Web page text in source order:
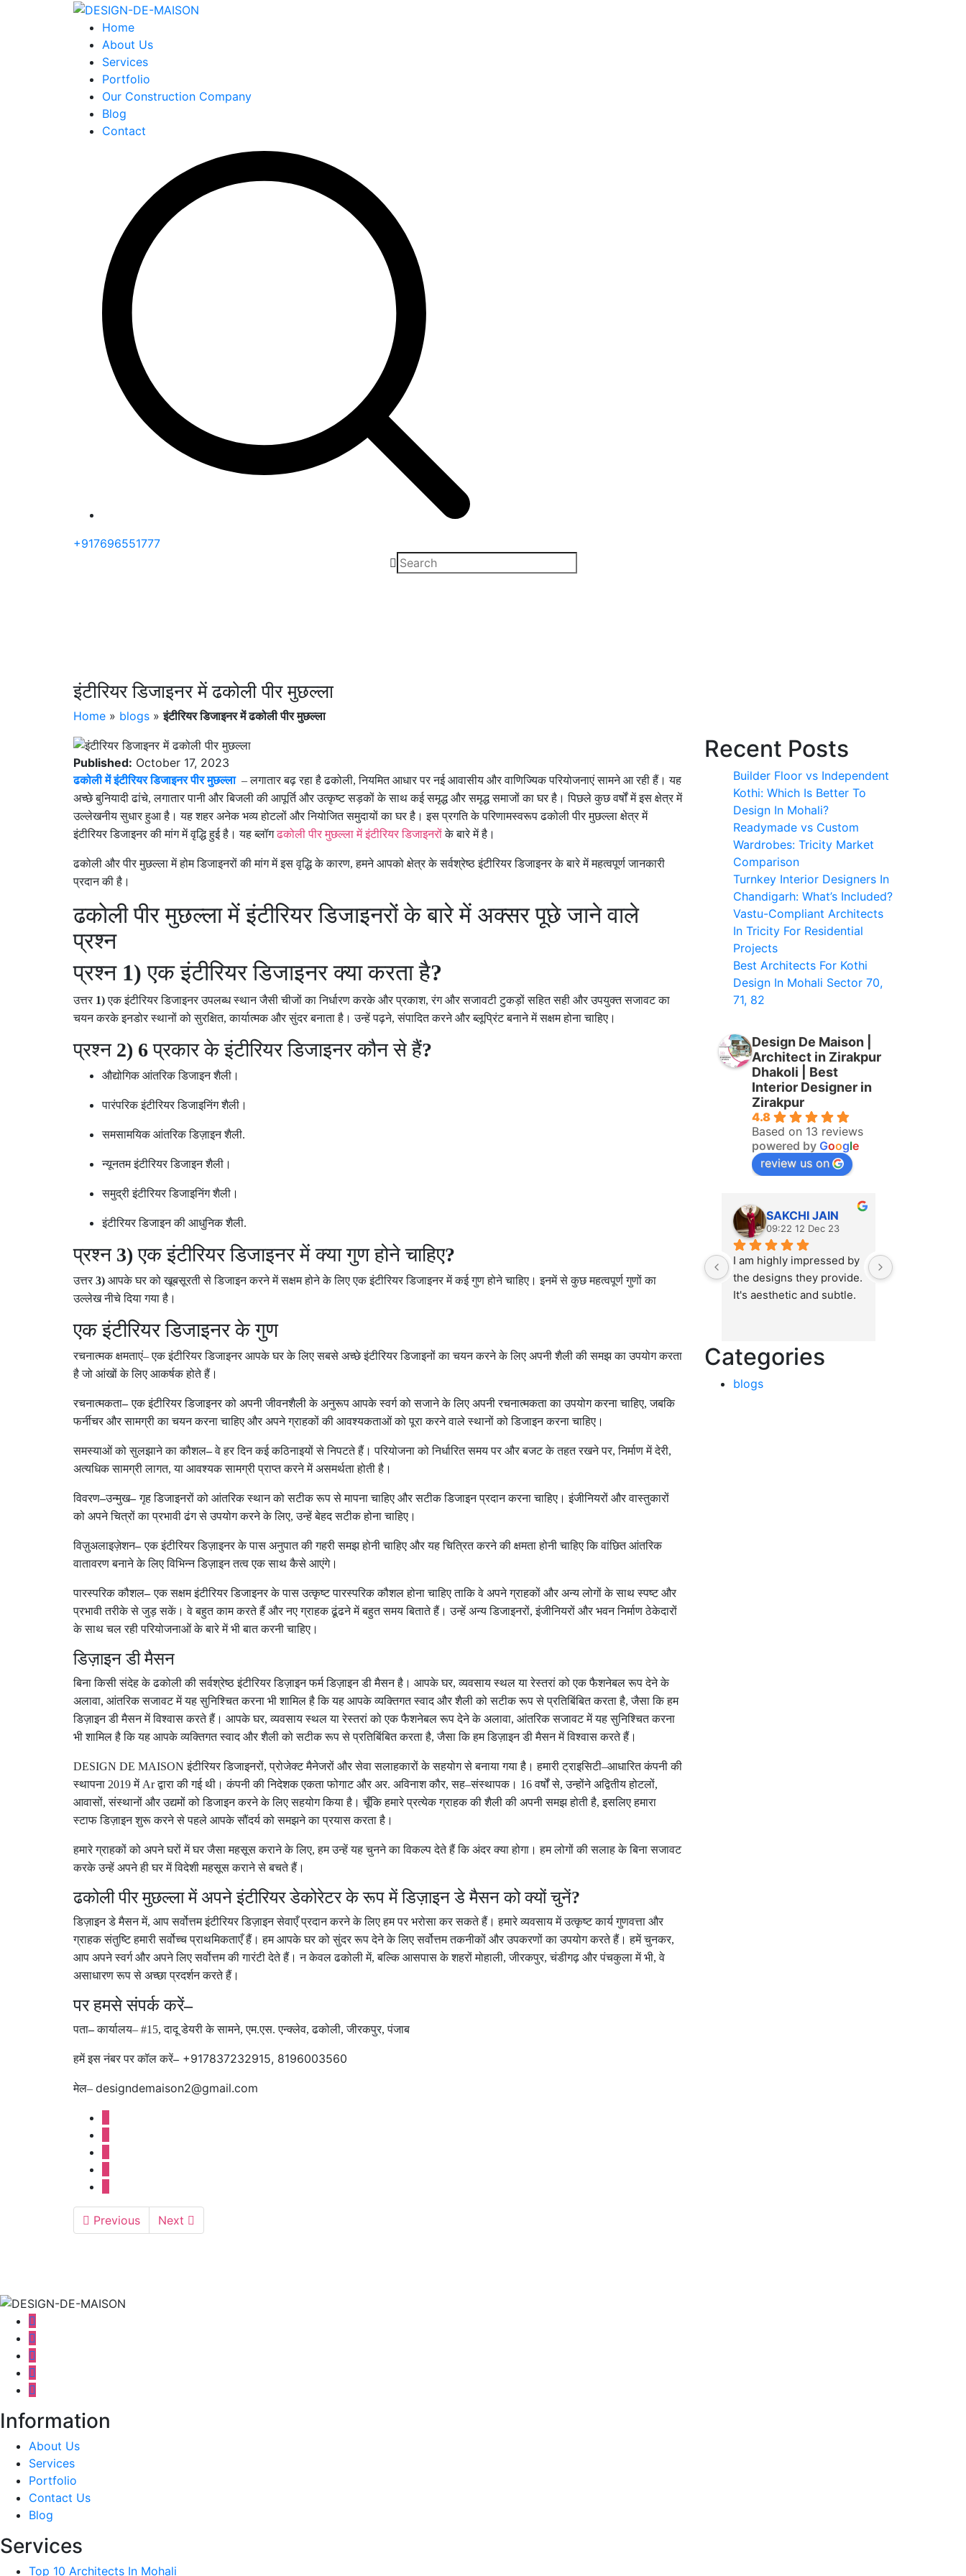
Home
About Us
Services
Portfolio
Our Construction Company
Blog
Contact
+917696551777
इंटीरियर डिजाइनर में ढकोली पीर मुछल्ला
Home » blogs »इंटीरियर डिजाइनर में ढकोली पीर मुछल्ला
Published: October 17, 2023
ढकोली में इंटीरियर डिजाइनर पीर मुछल्ला– लगातार बढ़ रहा है ढकोली,नियमित आधार पर नई आवासीय और वाणिज्यिक परियोजनाएं सामने आ रही हैं। यह
अच्छे बुनियादी ढांचे,लगातार पानी और बिजली की आपूर्ति और उत्कृष्ट सड़कों के साथ कई समृद्ध और समृद्ध समाजों का घर है। पिछले कुछ वर्षों में इस क्षेत्र में
उल्लेखनीय सुधार हुआ है। यह शहर अनेक भव्य होटलों और नियोजित समुदायों का घर है। इस प्रगति के परिणामस्वरूप ढकोली पीर मुछल्ला क्षेत्र में
इंटीरियर डिजाइनर की मांग में वृद्धि हुई है। यह ब्लॉगढकोली पीर मुछल्ला में इंटीरियर डिजाइनरोंके बारे में है।
ढकोली और पीर मुछल्ला में होम डिजाइनरों की मांग में इस वृद्धि के कारण,हमने आपको क्षेत्र के सर्वश्रेष्ठ इंटीरियर डिजाइनर के बारे में महत्वपूर्ण जानकारी
प्रदान की है।
ढकोली पीर मुछल्ला में इंटीरियर डिजाइनरों के बारे में अक्सर पूछे जाने वाले
प्रश्न
प्रश्न 1)एक इंटीरियर डिजाइनर क्या करता है?
उत्तर 1)एक इंटीरियर डिजाइनर उपलब्ध स्थान जैसी चीजों का निर्धारण करके और प्रकाश,रंग और सजावटी टुकड़ों सहित सही और उपयुक्त सजावट का
चयन करके इनडोर स्थानों को सुरक्षित,कार्यात्मक और सुंदर बनाता है। उन्हें पढ़ने,संपादित करने और ब्लूप्रिंट बनाने में सक्षम होना चाहिए।
प्रश्न 2) 6प्रकार के इंटीरियर डिजाइनर कौन से हैं?
औद्योगिक आंतरिक डिजाइन शैली।
पारंपरिक इंटीरियर डिजाइनिंग शैली।
समसामयिक आंतरिक डिज़ाइन शैली.
न्यूनतम इंटीरियर डिजाइन शैली।
समुद्री इंटीरियर डिजाइनिंग शैली।
इंटीरियर डिजाइन की आधुनिक शैली.
प्रश्न 3)एक इंटीरियर डिजाइनर में क्या गुण होने चाहिए?
उत्तर 3) आपके घर को खूबसूरती से डिजाइन करने में सक्षम होने के लिए एक इंटीरियर डिजाइनर में कई गुण होने चाहिए। इनमें से कुछ महत्वपूर्ण गुणों का
उल्लेख नीचे दिया गया है।
एक इंटीरियर डिजाइनर के गुण
रचनात्मक क्षमताएं–एक इंटीरियर डिजाइनर आपके घर के लिए सबसे अच्छे इंटीरियर डिजाइनों का चयन करने के लिए अपनी शैली की समझ का उपयोग करता
है जो आंखों के लिए आकर्षक होते हैं।
रचनात्मकता– एक इंटीरियर डिजाइनर को अपनी जीवनशैली के अनुरूप आपके स्वर्ग को सजाने के लिए अपनी रचनात्मकता का उपयोग करना चाहिए,जबकि
फर्नीचर और सामग्री का चयन करना चाहिए और अपने ग्राहकों की आवश्यकताओं को पूरा करने वाले स्थानों को डिजाइन करना चाहिए।
समस्याओं को सुलझाने का कौशल–वे हर दिन कई कठिनाइयों से निपटते हैं। परियोजना को निर्धारित समय पर और बजट के तहत रखने पर,निर्माण में देरी,
अत्यधिक सामग्री लागत,या आवश्यक सामग्री प्राप्त करने में असमर्थता होती है।
विवरण–उन्मुख– गृह डिजाइनरों को आंतरिक स्थान को सटीक रूप से मापना चाहिए और सटीक डिजाइन प्रदान करना चाहिए। इंजीनियरों और वास्तुकारों
को अपने चित्रों का प्रभावी ढंग से उपयोग करने के लिए,उन्हें बेहद सटीक होना चाहिए।
विज़ुअलाइज़ेशन– एक इंटीरियर डिज़ाइनर के पास अनुपात की गहरी समझ होनी चाहिए और यह चित्रित करने की क्षमता होनी चाहिए कि वांछित आंतरिक
वातावरण बनाने के लिए विभिन्न डिज़ाइन तत्व एक साथ कैसे आएंगे।
पारस्परिक कौशल– एक सक्षम इंटीरियर डिजाइनर के पास उत्कृष्ट पारस्परिक कौशल होना चाहिए ताकि वे अपने ग्राहकों और अन्य लोगों के साथ स्पष्ट और
प्रभावी तरीके से जुड़ सकें। वे बहुत काम करते हैं और नए ग्राहक ढूंढने में बहुत समय बिताते हैं। उन्हें अन्य डिजाइनरों,इंजीनियरों और भवन निर्माण ठेकेदारों
के साथ चल रही परियोजनाओं के बारे में भी बात करनी चाहिए।
डिज़ाइन डी मैसन
बिना किसी संदेह के ढकोली की सर्वश्रेष्ठ इंटीरियर डिज़ाइन फर्म डिज़ाइन डी मैसन है। आपके घर,व्यवसाय स्थल या रेस्तरां को एक फैशनेबल रूप देने के
अलावा, आंतरिक सजावट में यह सुनिश्चित करना भी शामिल है कि यह आपके व्यक्तिगत स्वाद और शैली को सटीक रूप से प्रतिबिंबित करता है,जैसा कि हम
डिज़ाइन डी मैसन में विश्वास करते हैं। आपके घर,व्यवसाय स्थल या रेस्तरां को एक फैशनेबल रूप देने के अलावा, आंतरिक सजावट में यह सुनिश्चित करना
भी शामिल है कि यह आपके व्यक्तिगत स्वाद और शैली को सटीक रूप से प्रतिबिंबित करता है,जैसा कि हम डिज़ाइन डी मैसन में विश्वास करते हैं।
DESIGN DE MAISONइंटीरियर डिजाइनरों,प्रोजेक्ट मैनेजरों और सेवा सलाहकारों के सहयोग से बनाया गया है। हमारी ट्राइसिटी–आधारित कंपनी की
स्थापना 2019में Arद्वारा की गई थी। कंपनी की निदेशक एकता फोगाट और अर. अविनाश कौर,सह–संस्थापक। 16वर्षों से,उन्होंने अद्वितीय होटलों,
आवासों,संस्थानों और उद्यमों को डिजाइन करने के लिए सहयोग किया है। चूँकि हमारे प्रत्येक ग्राहक की शैली की अपनी समझ होती है,इसलिए हमारा
स्टाफ डिज़ाइन शुरू करने से पहले आपके सौंदर्य को समझने का प्रयास करता है।
हमारे ग्राहकों को अपने घरों में घर जैसा महसूस कराने के लिए,हम उन्हें यह चुनने का विकल्प देते हैं कि अंदर क्या होगा। हम लोगों की सलाह के बिना सजावट
करके उन्हें अपने ही घर में विदेशी महसूस कराने से बचते हैं।
ढकोली पीर मुछल्ला में अपने इंटीरियर डेकोरेटर के रूप में डिज़ाइन डे मैसन को क्यों चुनें?
डिज़ाइन डे मैसन में, आप सर्वोत्तम इंटीरियर डिज़ाइन सेवाएँ प्रदान करने के लिए हम पर भरोसा कर सकते हैं। हमारे व्यवसाय में उत्कृष्ट कार्य गुणवत्ता और
ग्राहक संतुष्टि हमारी सर्वोच्च प्राथमिकताएँ हैं। हम आपके घर को सुंदर रूप देने के लिए सर्वोत्तम तकनीकों और उपकरणों का उपयोग करते हैं। हमें चुनकर,
आप अपने स्वर्ग और अपने लिए सर्वोत्तम की गारंटी देते हैं। न केवल ढकोली में,बल्कि आसपास के शहरों मोहाली,जीरकपुर,चंडीगढ़ और पंचकुला में भी,वे
असाधारण रूप से अच्छा प्रदर्शन करते हैं।
पर हमसे संपर्क करें–
पता–कार्यालय– #15,दादू डेयरी के सामने,एम.एस.एन्क्लेव,ढकोली,जीरकपुर,पंजाब
हमें इस नंबर पर कॉल करें–+917837232915, 8196003560
मेल– designdemaison2@gmail.com
Previous Next
Recent Posts
Builder Floor vs Independent
Kothi: Which Is Better To
Design In Mohali?
Readymade vs Custom
Wardrobes: Tricity Market
Comparison
Turnkey Interior Designers In
Chandigarh: What’s Included?
Vastu-Compliant Architects
In Tricity For Residential
Projects
Best Architects For Kothi
Design In Mohali Sector 70,
71, 82
Design De Maison |
Architect in Zirakpur
Dhakoli | Best
Interior Designer in
Zirakpur
4.8
Based on 13 reviews
powered by Google
review us on
SAKCHI JAIN
09:22 12 Dec 23
I am highly impressed by
the designs they provide.
It's aesthetic and subtle.
Categories
blogs
Information
About Us
Services
Portfolio
Contact Us
Blog
Services
Top 10 Architects In Mohali